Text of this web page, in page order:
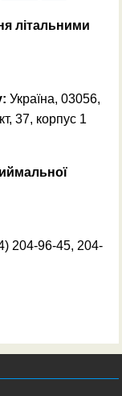
літальними
Україна, 03056,
37, корпус 1
204-96-45, 204-